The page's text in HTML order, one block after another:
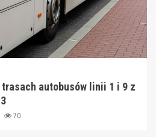
autobusów linii 1 i 9 z
70